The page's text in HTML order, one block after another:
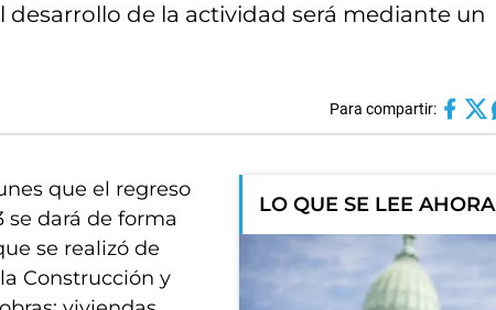
desarrollo de la actividad será mediante un
Para compartir:
que el regreso
dará de forma
se realizó de
Construcción y
LO QUE SE LEE AHORA